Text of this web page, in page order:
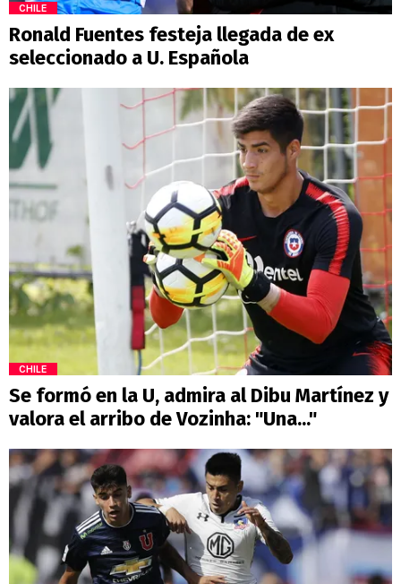
CHILE
Ronald Fuentes festeja llegada de ex
seleccionado a U. Española
CHILE
Se formó en la U, admira al Dibu Martínez y
valora el arribo de Vozinha: "Una..."